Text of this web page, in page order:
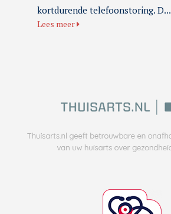
kortdurende telefoonstoring. D...
Lees meer